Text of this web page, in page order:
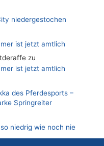
niedergestochen
ist jetzt amtlich
zu
ist jetzt amtlich
des Pferdesports –
Springreiter
niedrig wie noch nie
zu